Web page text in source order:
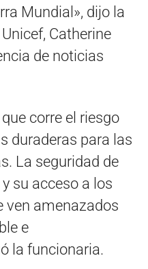
Mundial», dijo la
Catherine
de noticias
corre el riesgo
duraderas para las
La seguridad de
su acceso a los
ven amenazados
e
la funcionaria.